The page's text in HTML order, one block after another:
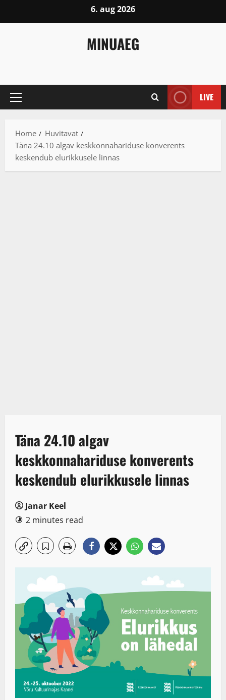
6. aug 2026
MINUAEG
Primary
LIVE
Home
Huvitavat
Täna 24.10 algav keskkonnahariduse konverents
keskendub elurikkusele linnas
Täna 24.10 algav
keskkonnahariduse konverents
keskendub elurikkusele linnas
Janar Keel
2 minutes read